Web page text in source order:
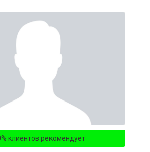
клиентов рекомендует